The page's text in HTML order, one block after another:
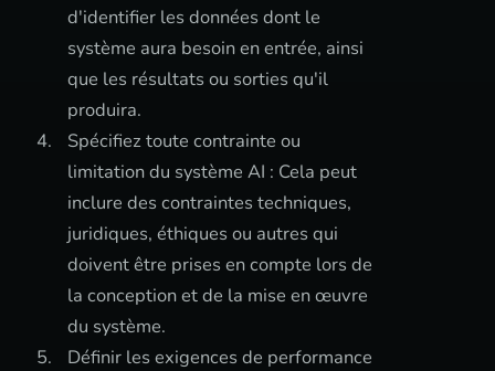
d'identifier les données dont le
système aura besoin en entrée, ainsi
que les résultats ou sorties qu'il
produira.
Spécifiez toute contrainte ou
limitation du système AI : Cela peut
inclure des contraintes techniques,
juridiques, éthiques ou autres qui
doivent être prises en compte lors de
la conception et de la mise en œuvre
du système.
Définir les exigences de performance